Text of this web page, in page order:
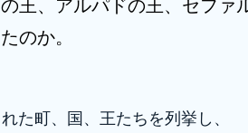
王、アルパドの王、セファ
のか。
た町、国、王たちを列挙し、